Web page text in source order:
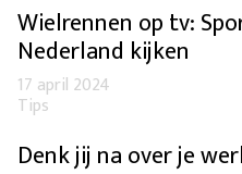
Wielrennen op tv:
Nederland kijken
17 april 2024
Tips
Denk jij na over je